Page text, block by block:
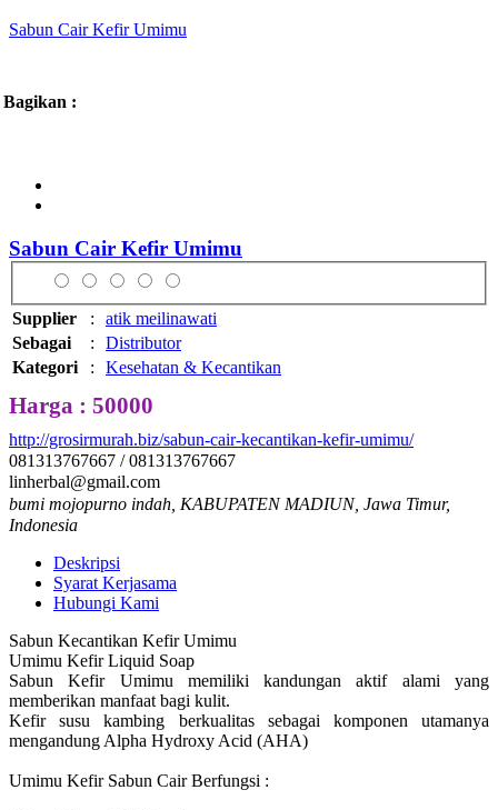
Sabun Cair Kefir Umimu
Bagikan :
Sabun Cair Kefir Umimu
Supplier :
atik meilinawati
Sebagai
:
Distributor
Kategori
: Kesehatan & Kecantikan
Harga : 50000
http://grosirmurah.biz/sabun-cair-kecantikan-kefir-umimu/
081313767667 / 081313767667
linherbal@gmail.com
bumi mojopurno indah, KABUPATEN MADIUN, Jawa Timur,
Indonesia
Deskripsi
Syarat Kerjasama
Hubungi Kami
Sabun Kecantikan Kefir Umimu
Umimu Kefir Liquid Soap
Sabun Kefir Umimu memiliki kandungan aktif alami yang
memberikan manfaat bagi kulit.
Kefir susu kambing berkualitas sebagai komponen utamanya
mengandung Alpha Hydroxy Acid (AHA)
Umimu Kefir Sabun Cair Berfungsi :